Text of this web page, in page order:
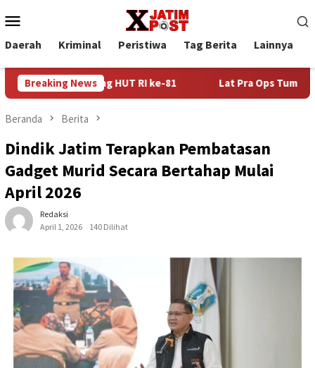
ke
kontenMobile
Daerah Kriminal Peristiwa Tag Berita Lainnya
Breaking News
Jelang HUT RI ke-81 Lat Pra Ops Tumpas Narkoba
Beranda Berita
Dindik Jatim Terapkan Pembatasan
Gadget Murid Secara Bertahap Mulai
April 2026
Redaksi
April 1, 2026
140 Dilihat